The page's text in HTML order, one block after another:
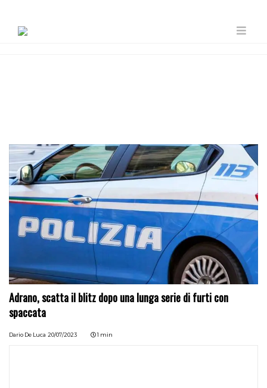
Adrano, scatta il blitz dopo una lunga serie di furti con
spaccata
Dario De Luca 20/07/2023 1 min